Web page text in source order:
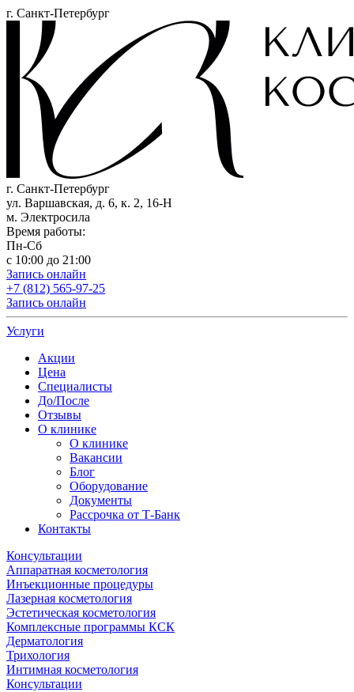
г. Санкт-Петербург
г. Санкт-Петербург
ул. Варшавская, д. 6, к. 2, 16-Н
м. Электросила
Время работы:
Пн-Сб
с 10:00 до 21:00
Запись онлайн
+7 (812) 565-97-25
Запись онлайн
Услуги
Акции
Цена
Специалисты
До/После
Отзывы
О клинике
О клинике
Вакансии
Блог
Оборудование
Документы
Рассрочка от Т-Банк
Контакты
Консультации
Аппаратная косметология
Инъекционные процедуры
Лазерная косметология
Эстетическая косметология
Комплексные программы КСК
Дерматология
Трихология
Интимная косметология
Консультации